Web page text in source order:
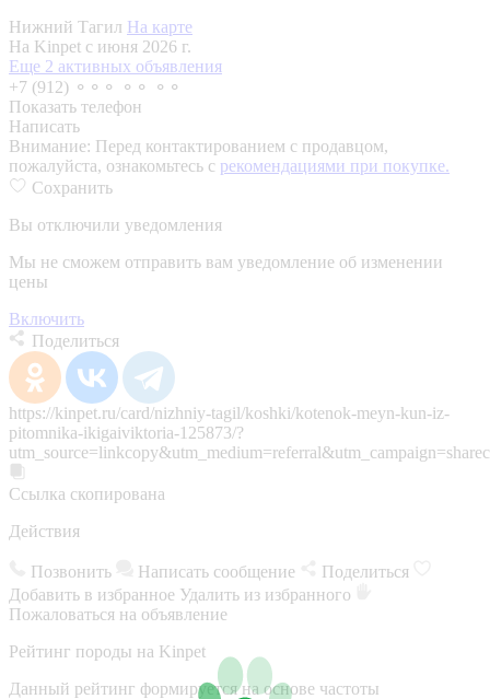
Нижний Тагил На карте
На Kinpet c июня 2026 г.
Еще 2 активных объявления
+7 (912) ⚬⚬⚬ ⚬⚬ ⚬⚬
Показать телефон
Написать
Внимание: Перед контактированием с продавцом,
пожалуйста, ознакомьтесь с рекомендациями при покупке.
Сохранить
Вы отключили уведомления
Мы не сможем отправить вам уведомление об изменении
цены
Включить
Поделиться
https://kinpet.ru/card/nizhniy-tagil/koshki/kotenok-meyn-kun-iz-
pitomnika-ikigaiviktoria-125873/?
Ссылка скопирована
Действия
Позвонить Написать сообщение
Поделиться
Добавить в избранное Удалить из избранного
Пожаловаться на объявление
Рейтинг породы на Kinpet
Данный рейтинг формируется на основе частоты